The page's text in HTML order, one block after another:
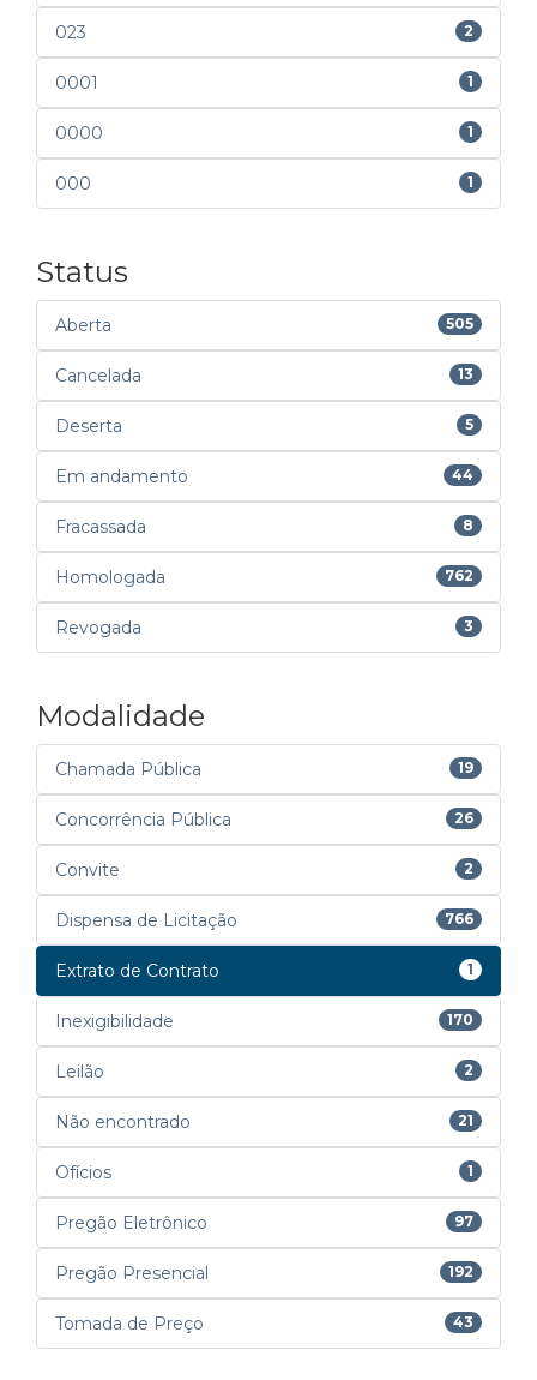
023 2
0001 1
0000 1
000 1
Status
Aberta 505
Cancelada 13
Deserta 5
Em andamento 44
Fracassada 8
Homologada 762
Revogada 3
Modalidade
Chamada Pública 19
Concorrência Pública 26
Convite 2
Dispensa de Licitação 766
Extrato de Contrato 1
Inexigibilidade 170
Leilão 2
Não encontrado 21
Ofícios 1
Pregão Eletrônico 97
Pregão Presencial 192
Tomada de Preço 43